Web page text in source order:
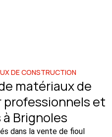
DE CONSTRUCTION
matériaux de
et
Brignoles
dans la vente de fioul